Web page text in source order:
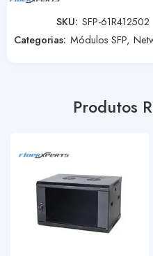
SKU: SFP-61R412502
Categorias: Módulos SFP,
Produtos